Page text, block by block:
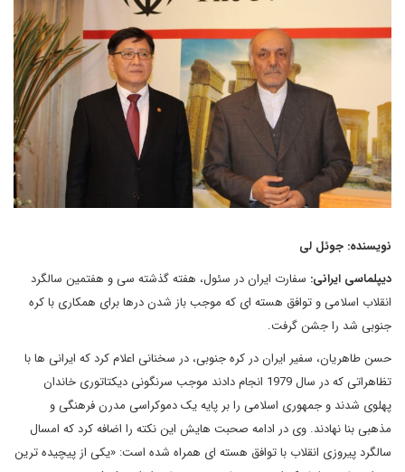
نویسنده: جوئل لی
دیپلماسی ایرانی: سفارت ایران در سئول، هفته گذشته سی و هفتمین سالگرد
انقلاب اسلامی و توافق هسته ای که موجب باز شدن درها برای همکاری با کره
جنوبی شد را جشن گرفت.
حسن طاهریان، سفیر ایران در کره جنوبی، در سخنانی اعلام کرد که ایرانی ها با
تظاهراتی که در سال 1979 انجام دادند موجب سرنگونی دیکتاتوری خاندان
پهلوی شدند و جمهوری اسلامی را بر پایه یک دموکراسی مدرن فرهنگی و
مذهبی بنا نهادند. وی در ادامه صحبت هایش این نکته را اضافه کرد که امسال
سالگرد پیروزی انقلاب با توافق هسته ای همراه شده است: «یکی از پیچیده ترین